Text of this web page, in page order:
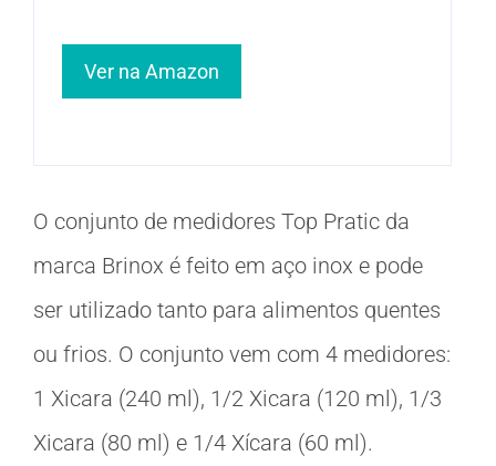
Ver na Amazon
O conjunto de medidores Top Pratic da
marca Brinox é feito em aço inox e pode
ser utilizado tanto para alimentos quentes
ou frios. O conjunto vem com 4 medidores:
1 Xicara (240 ml), 1/2 Xicara (120 ml), 1/3
Xicara (80 ml) e 1/4 Xícara (60 ml).